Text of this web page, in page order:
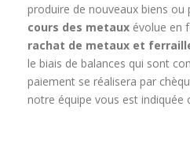
produire de nouveaux biens ou
cours des metaux évolue en
rachat de metaux et
le biais de balances qui sont
paiement se réalisera par
notre équipe vous est indiquée